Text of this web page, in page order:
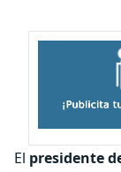
El presidente